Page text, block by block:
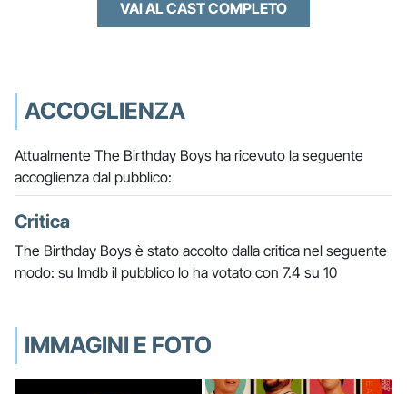
VAI AL CAST COMPLETO
ACCOGLIENZA
Attualmente The Birthday Boys ha ricevuto la seguente
accoglienza dal pubblico:
Critica
The Birthday Boys è stato accolto dalla critica nel seguente
modo: su Imdb il pubblico lo ha votato con 7.4 su 10
IMMAGINI E FOTO